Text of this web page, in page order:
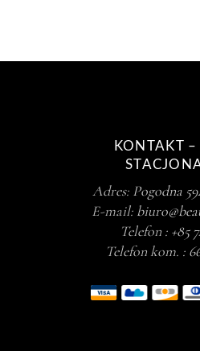
KONTAKT –
Adres: Pogodna
E-mail:
Telefon : +85
Telefon kom. :